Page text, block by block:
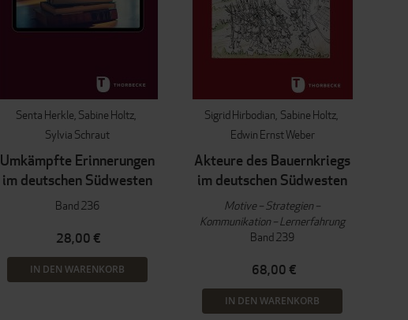
Senta Herkle Sabine Holtz
Sylvia Schraut
Umkämpfte Erinnerungen
im deutschen Südwesten
Band 236
28,00 €
IN DEN WARENKORB
Sigrid Hirbodian Sabine Holtz
Edwin Ernst Weber
Akteure des Bauernkriegs
im deutschen Südwesten
Motive – Strategien –
Kommunikation – Lernerfahrung
Band 239
68,00 €
IN DEN WARENKORB